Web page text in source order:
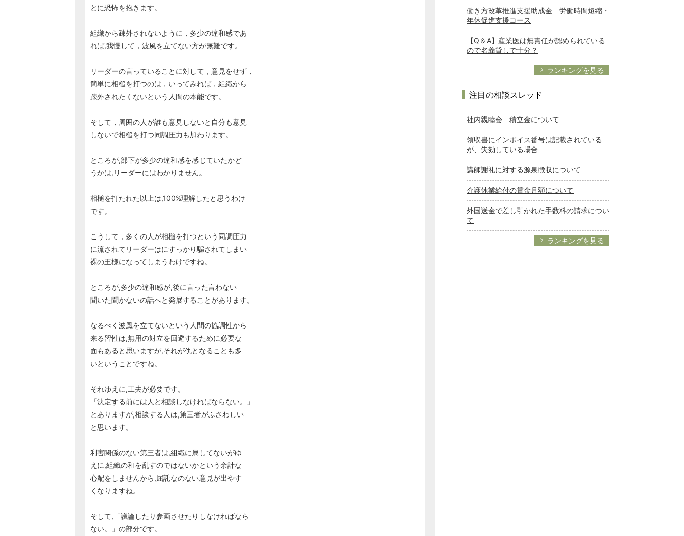
とに恐怖を抱きます。
組織から疎外されないように，多少の違和感であ
れば,我慢して，波風を立てない方が無難です。
リーダーの言っていることに対して，意見をせず，
簡単に相槌を打つのは，いってみれば，組織から
疎外されたくないという人間の本能です。
そして，周囲の人が誰も意見しないと自分も意見
しないで相槌を打つ同調圧力も加わります。
ところが,部下が多少の違和感を感じていたかど
うかは,リーダーにはわかりません。
相槌を打たれた以上は,100%理解したと思うわけ
です。
こうして，多くの人が相槌を打つという同調圧力
に流されてリーダーはにすっかり騙されてしまい
裸の王様になってしまうわけですね。
ところが,多少の違和感が,後に言った言わない
聞いた聞かないの話へと発展することがあります。
なるべく波風を立てないという人間の協調性から
来る習性は,無用の対立を回避するために必要な
面もあると思いますが,それが仇となることも多
いということですね。
それゆえに,工夫が必要です。
「決定する前には人と相談しなければならない。」
とありますが,相談する人は,第三者がふさわしい
と思います。
利害関係のない第三者は,組織に属してないがゆ
えに,組織の和を乱すのではないかという余計な
心配をしませんから,屈託なのない意見が出やす
くなりますね。
そして,「議論したり参画させたりしなければなら
ない。」の部分です。
働き方改革推進支援助成金 労働時間短縮・
年休促進支援コース
【Q＆A】産業医は無責任が認められている
ので名義貸しで十分？
ランキングを見る
注目の相談スレッド
社内親睦会 積立金について
領収書にインボイス番号は記載されている
が、失効している場合
講師謝礼に対する源泉徴収について
介護休業給付の賃金月額について
外国送金で差し引かれた手数料の請求につい
て
ランキングを見る